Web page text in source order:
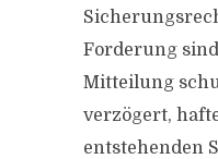
Forderung
Mitteilung
verzögert,
entstehenden